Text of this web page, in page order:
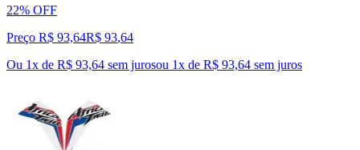
22% OFF
Preço R$ 93,64R$ 93,64
Ou 1x de R$ 93,64 sem jurosou 1x de R$ 93,64 sem juros